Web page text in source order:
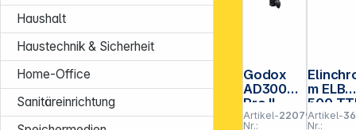
Haushalt
Haustechnik & Sicherheit
Home-Office
Sanitäreinrichtung
Godox
AD300
Pro II
Artikel-
Nr.:
220791
m ELB
500
to go
Artikel-
Nr.: